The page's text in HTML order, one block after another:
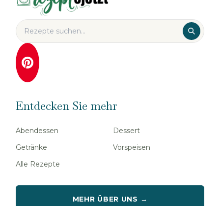
Entdecken Sie mehr
Abendessen
Dessert
Getränke
Vorspeisen
Alle Rezepte
MEHR ÜBER UNS →